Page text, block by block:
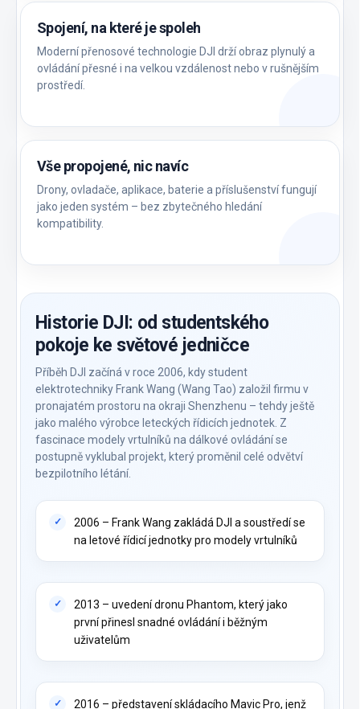
Spojení, na které je spoleh
Moderní přenosové technologie DJI drží obraz plynulý a
ovládání přesné i na velkou vzdálenost nebo v rušnějším
prostředí.
Vše propojené, nic navíc
Drony, ovladače, aplikace, baterie a příslušenství fungují
jako jeden systém – bez zbytečného hledání
kompatibility.
Historie DJI: od studentského
pokoje ke světové jedničce
Příběh DJI začíná v roce 2006, kdy student
elektrotechniky Frank Wang (Wang Tao) založil firmu v
pronajatém prostoru na okraji Shenzhenu – tehdy ještě
jako malého výrobce leteckých řídicích jednotek. Z
fascinace modely vrtulníků na dálkové ovládání se
postupně vyklubal projekt, který proměnil celé odvětví
bezpilotního létání.
2006 – Frank Wang zakládá DJI a soustředí se
na letové řídicí jednotky pro modely vrtulníků
2013 – uvedení dronu Phantom, který jako
první přinesl snadné ovládání i běžným
uživatelům
2016 – představení skládacího Mavic Pro, jenž